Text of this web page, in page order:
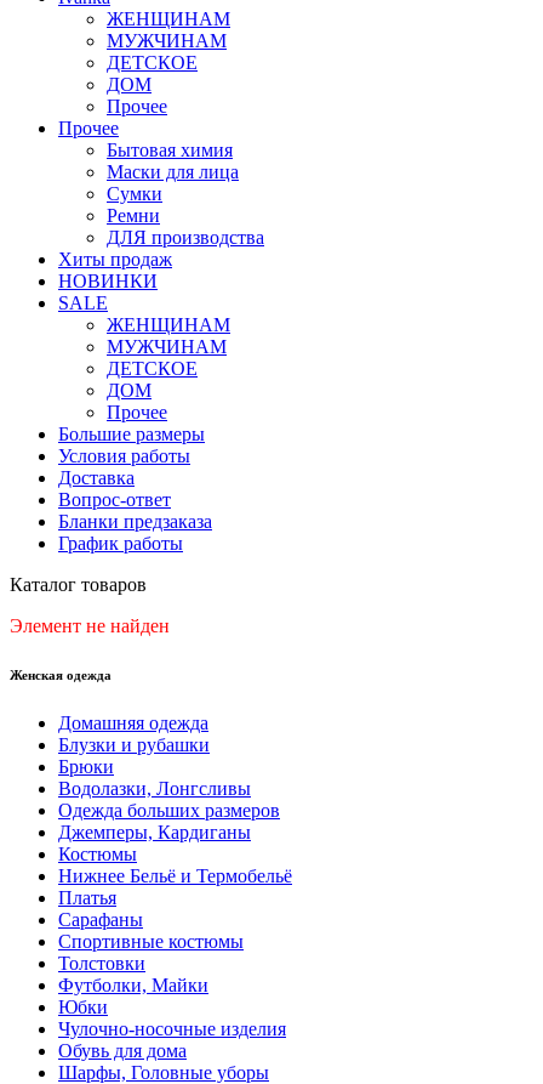
ЖЕНЩИНАМ
МУЖЧИНАМ
ДЕТСКОЕ
ДОМ
Прочее
Прочее
Бытовая химия
Маски для лица
Сумки
Ремни
ДЛЯ производства
Хиты продаж
НОВИНКИ
SALE
ЖЕНЩИНАМ
МУЖЧИНАМ
ДЕТСКОЕ
ДОМ
Прочее
Большие размеры
Условия работы
Доставка
Вопрос-ответ
Бланки предзаказа
График работы
Каталог товаров
Элемент не найден
Женская одежда
Домашняя одежда
Блузки и рубашки
Брюки
Водолазки, Лонгсливы
Одежда больших размеров
Джемперы, Кардиганы
Костюмы
Нижнее Бельё и Термобельё
Платья
Сарафаны
Спортивные костюмы
Толстовки
Футболки, Майки
Юбки
Чулочно-носочные изделия
Обувь для дома
Шарфы, Головные уборы